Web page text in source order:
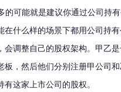
的可能就是建议你通过公司持
在什么样的场景下都用公司持
会调整自己的股权架构。甲乙
板，然后他们分别注册甲公司
这家上市公司的股权。